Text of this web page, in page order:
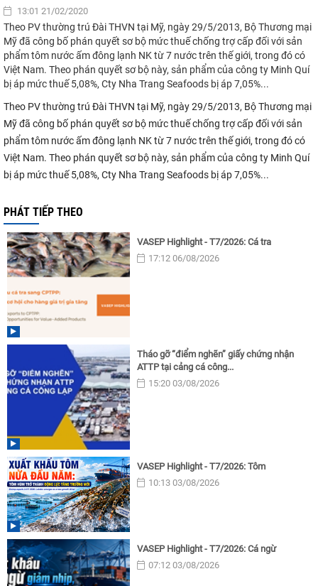
13:01 21/02/2020
Theo PV thường trú Đài THVN tại Mỹ, ngày 29/5/2013, Bộ Thương mại
Mỹ đã công bố phán quyết sơ bộ mức thuế chống trợ cấp đối với sản
phẩm tôm nước ấm đông lạnh NK từ 7 nước trên thế giới, trong đó có
Việt Nam. Theo phán quyết sơ bộ này, sản phẩm của công ty Minh Quí
bị áp mức thuế 5,08%, Cty Nha Trang Seafoods bị áp 7,05%...
Theo PV thường trú Đài THVN tại Mỹ, ngày 29/5/2013, Bộ Thương mại
Mỹ đã công bố phán quyết sơ bộ mức thuế chống trợ cấp đối với sản
phẩm tôm nước ấm đông lạnh NK từ 7 nước trên thế giới, trong đó có
Việt Nam. Theo phán quyết sơ bộ này, sản phẩm của công ty Minh Quí
bị áp mức thuế 5,08%, Cty Nha Trang Seafoods bị áp 7,05%...
PHÁT TIẾP THEO
VASEP Highlight - T7/2026: Cá tra
17:12 06/08/2026
Tháo gỡ “điểm nghẽn” giấy chứng nhận
ATTP tại cảng cá công...
15:20 03/08/2026
VASEP Highlight - T7/2026: Tôm
10:13 03/08/2026
VASEP Highlight - T7/2026: Cá ngừ
07:12 03/08/2026